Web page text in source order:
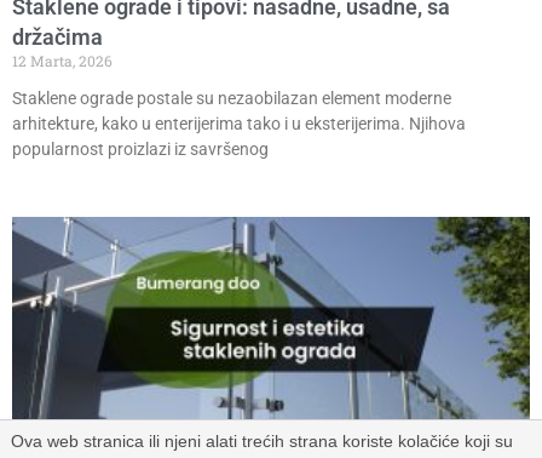
Staklene ograde i tipovi: nasadne, usadne, sa
držačima
12 Marta, 2026
Staklene ograde postale su nezaobilazan element moderne
arhitekture, kako u enterijerima tako i u eksterijerima. Njihova
popularnost proizlazi iz savršenog
Ova web stranica ili njeni alati trećih strana koriste kolačiće koji su